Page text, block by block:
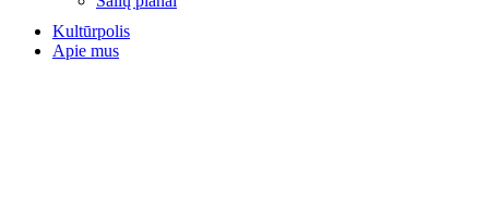
Kultūrpolis
Apie mus